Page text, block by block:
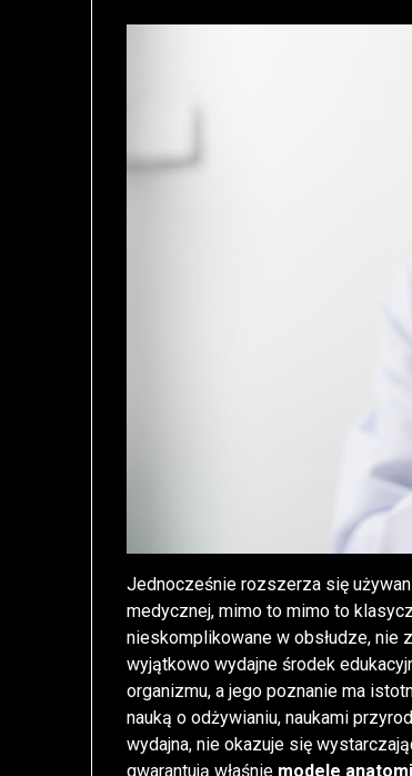
Jednocześnie rozszerza się
medycznej, mimo to mimo to
nieskomplikowane w obsłudze, nie
wyjątkowo wydajne środek
organizmu, a jego poznanie ma
nauką o odżywianiu, naukami
wydajna, nie okazuje się
gwarantują właśnie modele